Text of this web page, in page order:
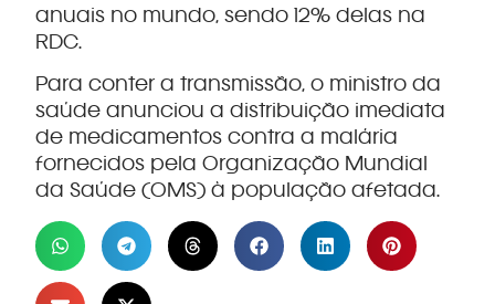
anuais no mundo, sendo 12% delas na
RDC.
Para conter a transmissão, o ministro da
saúde anunciou a distribuição imediata
de medicamentos contra a malária
fornecidos pela Organização Mundial
da Saúde (OMS) à população afetada.